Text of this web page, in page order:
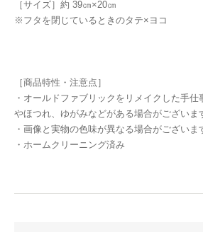
［サイズ］約 39㎝×20㎝
※フタを閉じているときのタテ×ヨコ
［商品特性・注意点］
・オールドファブリックをリメイクした手
やほつれ、ゆがみなどがある場合がございま
・画像と実物の色味が異なる場合がございま
・ホームクリーニング済み